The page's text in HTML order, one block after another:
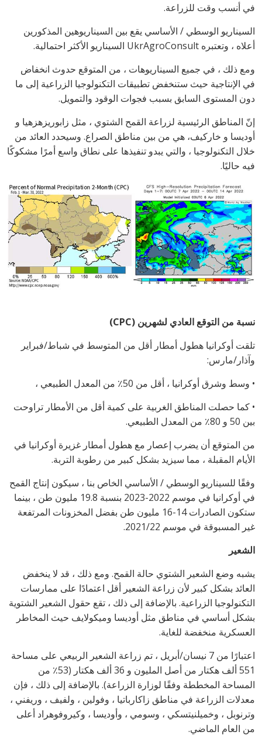
في أنسب وقت للزراعة.
السيناريو الوسطي / الأساسي يقع بين السيناريوهين المذكورين
أعلاه ، وتعتبره UkrAgroConsult السيناريو الأكثر احتمالية.
ومع ذلك ، في جميع السيناريوهات ، من المتوقع حدوث انخفاض
في الإنتاجية حيث ستنخفض تطبيقات التكنولوجيا الزراعية إلى ما
دون المستوى السابق بسبب فجوات الوقود والتمويل.
إنّ المناطق الرئيسية لزراعة القمح الشتوي ، مثل زابوريزهزهيا و
أوديسا و خاركيف، هي من بين مناطق الصراع. وسيحدد العائد من
خلال التكنولوجيا ، والتي يبدو تنفيذها على نطاق واسع أمرًا مشكوكًا
فيه حاليًا.
نسبة من التوقع العادي لشهرين (CPC
)
تلقت أوكرانيا هطول أمطار أقل من المتوسط ​​في شباط/فبراير
وآذار/مارس:
• وسط وشرق أوكرانيا ، أقل من 50٪ من المعدل الطبيعي ،
• كما حصلت المناطق الغربية على كمية أقل من الأمطار تراوحت
بين 50 و 80٪ من المعدل الطبيعي.
من المتوقع أن يضرب إعصار مع هطول أمطار غزيرة أوكرانيا في
الأيام المقبلة ، مما سيزيد بشكل كبير من رطوبة التربة.
وفقًا للسيناريو الوسطي / الأساسي الخاص بنا ، سيكون إنتاج القمح
في أوكرانيا في موسم 2022-2023 بنسبة 19.8 مليون طن ، بينما
ستكون الصادرات 14-16 مليون طن بفضل المخزونات المرتفعة
غير المسبوقة في موسم 2021/22.
الشعير
يشبه وضع الشعير الشتوي حالة القمح. ومع ذلك ، قد لا ينخفض ​​
العائد بشكل كبير لأن زراعة الشعير أقل اعتمادًا على ممارسات
التكنولوجيا الزراعية. بالإضافة إلى ذلك ، تقع حقول الشعير الشتوية
بشكل أساسي في مناطق مثل أوديسا وميكولايف حيث المخاطر
العسكرية منخفضة للغاية.
اعتبارًا من 7 نيسان/أبريل ، تم زراعة الشعير الربيعي على مساحة
551 ألف هكتار من أصل المليون و 36 ألف هكتار (53٪ من
المساحة المخططة وفقًا لوزارة الزراعة). بالإضافة إلى ذلك ، فإن
معدلات الزراعة في مناطق زاكارباتيا ، وفولين ، ولفيف ، وريفني ،
وترنوبل ، وخميلنيتسكي ، وسومي ، وأوديسا ، وكيروفوهراد أعلى
من العام الماضي.